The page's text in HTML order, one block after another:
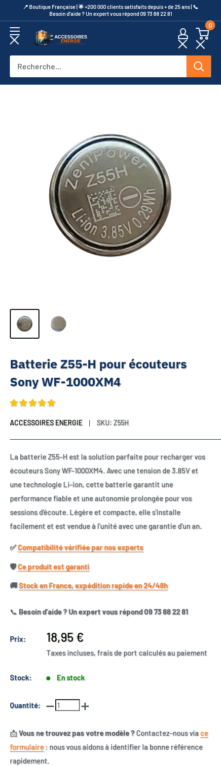
au
contenu
​📍​ Boutique Française | 🌟 +200 000 clients satisfaits depuis + de 25 ans | 📞​
Besoin d’aide ? Un expert vous répond 09 73 88 22 81
Accessoires
0
Batterie Z55-H pour écouteurs
Sony WF-1000XM4
ACCESSOIRES ENERGIE SKU: Z55H
La batterie Z55-H est la solution parfaite pour recharger vos
écouteurs Sony WF-1000XM4. Avec une tension de 3.85V et
une technologie Li-ion, cette batterie garantit une
performance fiable et une autonomie prolongée pour vos
sessions d'écoute. Légère et compacte, elle s'installe
facilement et est vendue à l'unité avec une garantie d'un an.
✅​Compatibilité vérifiée par nos experts
🛡️​Ce produit est garanti
🚚​Stock en France, expédition rapide en 24/48h
📞 Besoin d’aide ? Un expert vous répond 09 73 88 22 81
Prix:
Prix
réduit
18,95 €
Taxes incluses, frais de port calculés au paiement
Stock: En stock
Quantité:
📩Vous ne trouvez pas votre modèle ?Contactez-nous viace
formulaire : nous vous aidons à identifier la bonne référence
rapidement.